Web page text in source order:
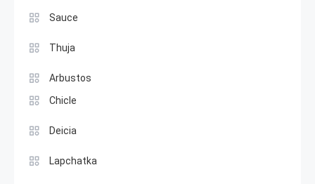
Sauce
Thuja
Arbustos
Chicle
Deicia
Lapchatka